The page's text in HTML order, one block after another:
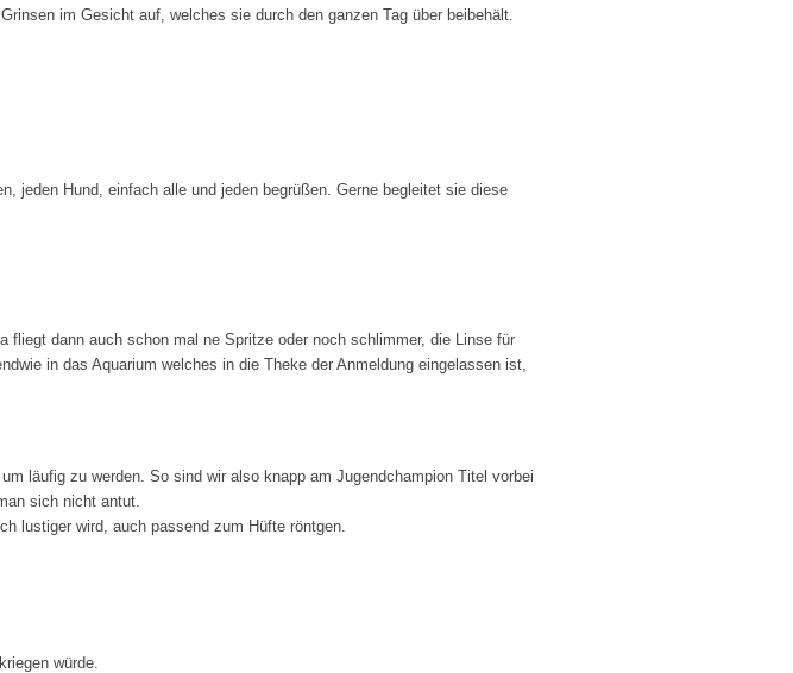
im Gesicht auf, welches sie durch den ganzen Tag über beibehält.
jeden Hund, einfach alle und jeden begrüßen. Gerne begleitet sie diese
dann auch schon mal ne Spritze oder noch schlimmer, die Linse für
in das Aquarium welches in die Theke der Anmeldung eingelassen ist,
läufig zu werden. So sind wir also knapp am Jugendchampion Titel vorbei
sich nicht antut.
lustiger wird, auch passend zum Hüfte röntgen.
würde.